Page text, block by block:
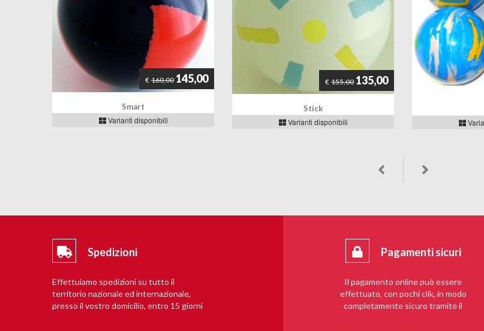
€ 160,00 145,00
Smart
Varianti disponibili
€ 155,00 135,00
Stick
Varianti disponibili
Spedizioni
Effettuiamo spedizioni su tutto il
territorio nazionale ed internazionale,
presso il vostro domicilio, entro 15 giorni
Pagamenti sicuri
Il pagamento online può essere
effettuato, con pochi clik, in modo
completamente sicuro tramite il